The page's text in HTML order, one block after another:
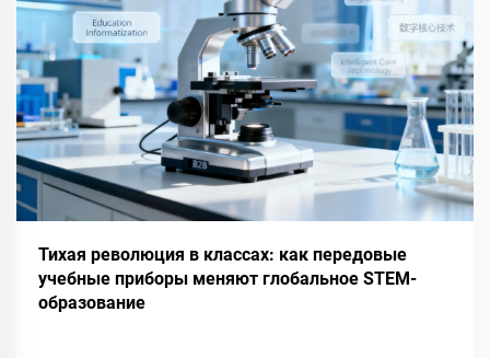
Тихая революция в классах: как передовые
учебные приборы меняют глобальное STEM-
образование